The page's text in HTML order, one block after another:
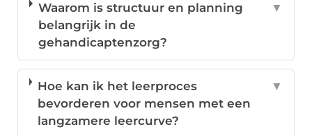
Waarom is structuur en planning
belangrijk in de
gehandicaptenzorg?
▼
Hoe kan ik het leerproces
bevorderen voor mensen met een
langzamere leercurve?
▼